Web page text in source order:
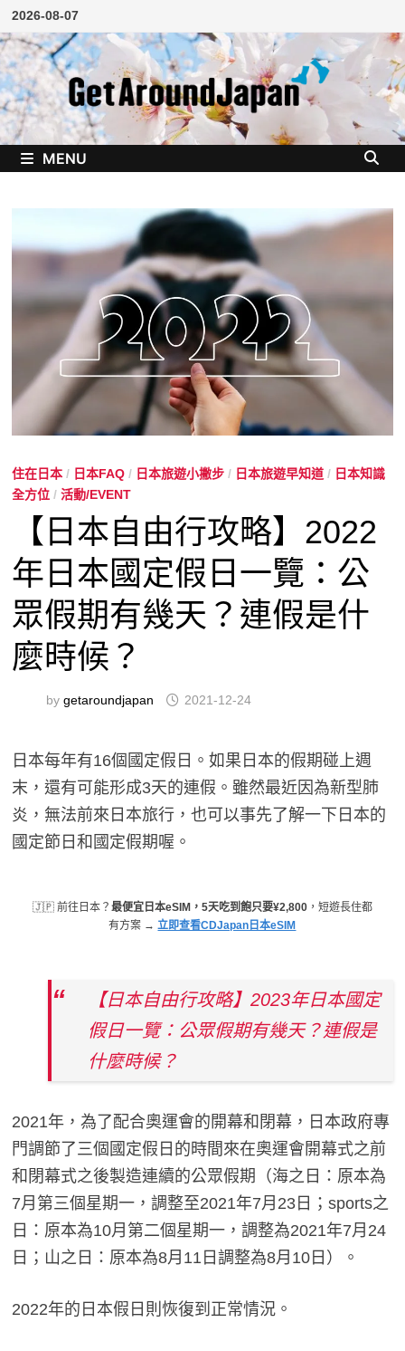
Skip
to
content
2026-08-07
MENU
住在日本 / 日本FAQ / 日本旅遊小撇步 / 日本旅遊早知道 / 日本知識
全方位 /活動/EVENT
【日本自由行攻略】2022
年日本國定假日一覽：公
眾假期有幾天？連假是什
麼時候？
bygetaroundjapan 2021-12-24
日本每年有16個國定假日。如果日本的假期碰上週
末，還有可能形成3天的連假。雖然最近因為新型肺
炎，無法前來日本旅行，也可以事先了解一下日本的
國定節日和國定假期喔。
🇯🇵 前往日本？ 最便宜日本eSIM，5天吃到飽只要¥2,800，短遊長住都
有方案 →立即查看CDJapan日本eSIM
【日本自由行攻略】2023年日本國定
假日一覽：公眾假期有幾天？連假是
什麼時候？
2021年，為了配合奧運會的開幕和閉幕，日本政府專
門調節了三個國定假日的時間來在奧運會開幕式之前
和閉幕式之後製造連續的公眾假期（海之日：原本為
7月第三個星期一，調整至2021年7月23日；sports之
日：原本為10月第二個星期一，調整為2021年7月24
日；山之日：原本為8月11日調整為8月10日）。
2022年的日本假日則恢復到正常情況。